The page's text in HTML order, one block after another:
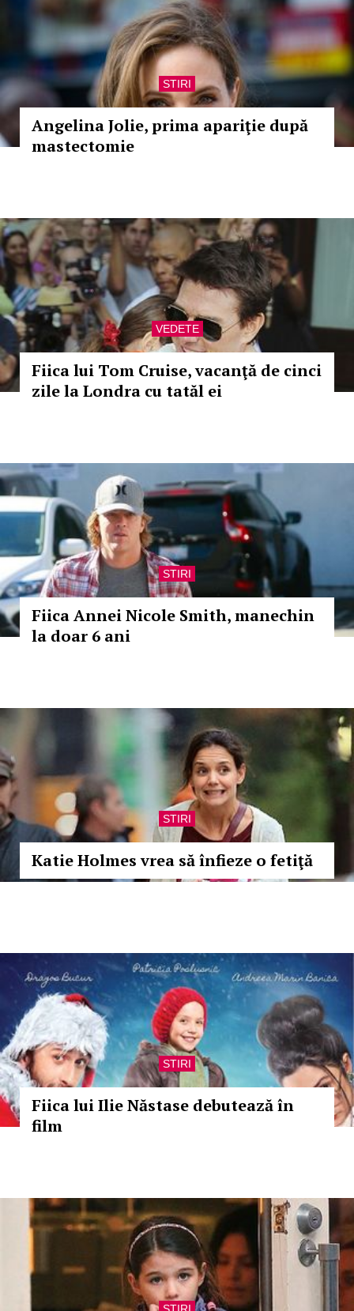
STIRI
Angelina Jolie, prima apariţie după
mastectomie
VEDETE
Fiica lui Tom Cruise, vacanţă de cinci
zile la Londra cu tatăl ei
STIRI
Fiica Annei Nicole Smith, manechin
la doar 6 ani
STIRI
Katie Holmes vrea să înfieze o fetiţă
STIRI
Fiica lui Ilie Năstase debutează în
film